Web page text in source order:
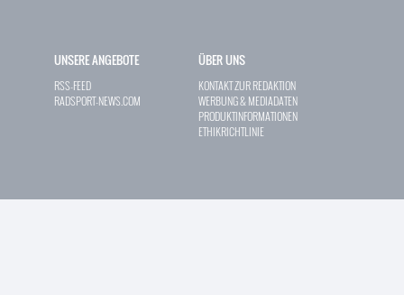
UNSERE ANGEBOTE
RSS-FEED
RADSPORT-NEWS.COM
ÜBER UNS
KONTAKT ZUR REDAKTION
WERBUNG & MEDIADATEN
PRODUKTINFORMATIONEN
ETHIKRICHTLINIE